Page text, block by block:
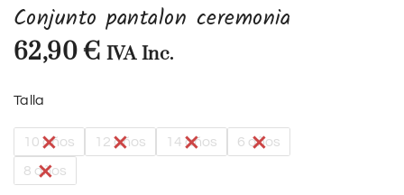
Conjunto pantalon ceremonia
62,90 € IVA Inc.
Talla
10 años 12 años 14 años
6 años
8 años